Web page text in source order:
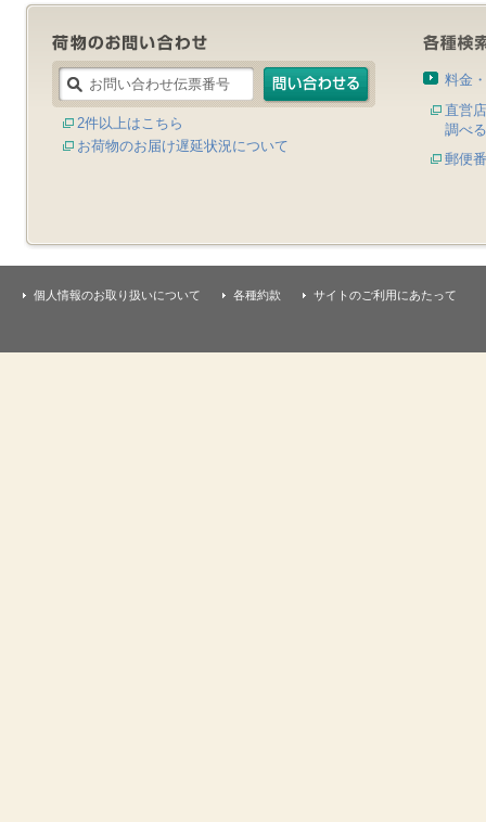
2件以上はこちら
お荷物のお届け遅延状況について
料金
直営
調べる
郵便
個人情報のお取り扱いについて 各種約款 サイトのご利用にあたって